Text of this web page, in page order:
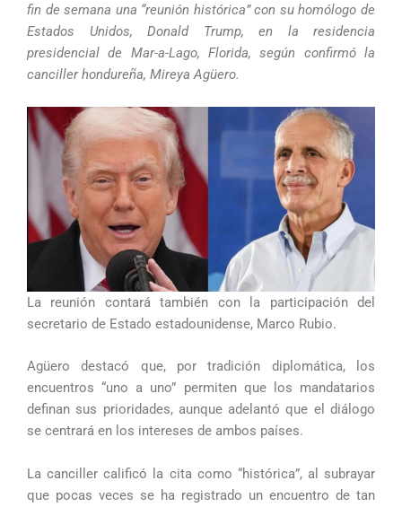
fin de semana una “reunión histórica” con su homólogo de
Estados Unidos, Donald Trump, en la residencia
presidencial de Mar-a-Lago, Florida, según confirmó la
canciller hondureña, Mireya Agüero.
La reunión contará también con la participación del
secretario de Estado estadounidense, Marco Rubio.
Agüero destacó que, por tradición diplomática, los
encuentros “uno a uno” permiten que los mandatarios
definan sus prioridades, aunque adelantó que el diálogo
se centrará en los intereses de ambos países.
La canciller calificó la cita como “histórica”, al subrayar
que pocas veces se ha registrado un encuentro de tan